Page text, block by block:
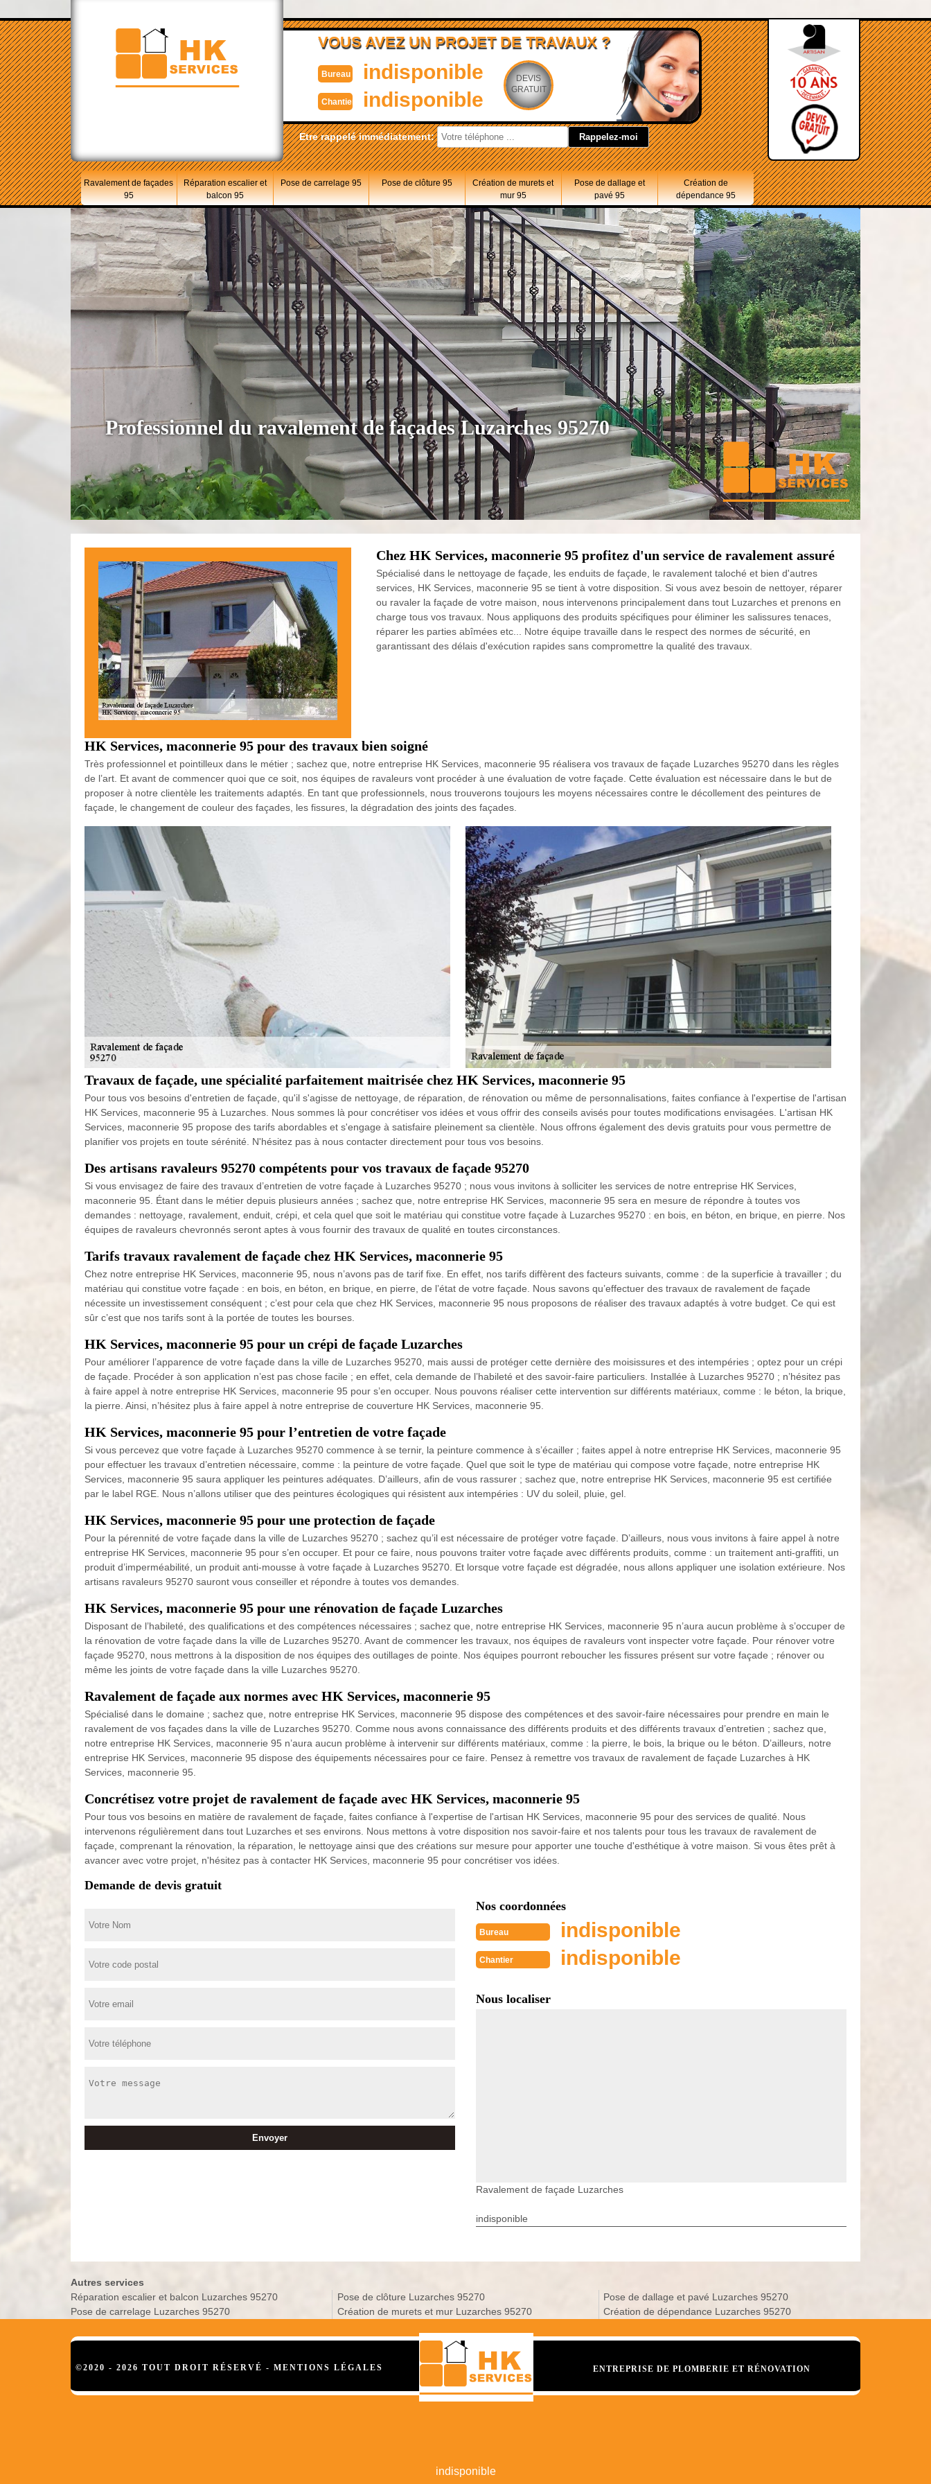
VOUS AVEZ UN PROJET DE TRAVAUX ?
Bureau indisponible
Chantier indisponible
DEVIS
GRATUIT
Etre rappelé immédiatement:
Ravalement de façades
95
Réparation escalier et
balcon 95
Pose de carrelage 95 Pose de clôture 95
Création de murets et
mur 95
Pose de dallage et
pavé 95
Création de
dépendance 95
Professionnel du ravalement de façades Luzarches 95270
Chez HK Services, maconnerie 95 profitez d'un service de ravalement assuré
Spécialisé dans le nettoyage de façade, les enduits de façade, le ravalement taloché et bien d'autres
services, HK Services, maconnerie 95 se tient à votre disposition. Si vous avez besoin de nettoyer, réparer
ou ravaler la façade de votre maison, nous intervenons principalement dans tout Luzarches et prenons en
charge tous vos travaux. Nous appliquons des produits spécifiques pour éliminer les salissures tenaces,
réparer les parties abîmées etc... Notre équipe travaille dans le respect des normes de sécurité, en
garantissant des délais d'exécution rapides sans compromettre la qualité des travaux.
HK Services, maconnerie 95 pour des travaux bien soigné
Très professionnel et pointilleux dans le métier ; sachez que, notre entreprise HK Services, maconnerie 95 réalisera vos travaux de façade Luzarches 95270 dans les règles
de l’art. Et avant de commencer quoi que ce soit, nos équipes de ravaleurs vont procéder à une évaluation de votre façade. Cette évaluation est nécessaire dans le but de
proposer à notre clientèle les traitements adaptés. En tant que professionnels, nous trouverons toujours les moyens nécessaires contre le décollement des peintures de
façade, le changement de couleur des façades, les fissures, la dégradation des joints des façades.
Travaux de façade, une spécialité parfaitement maitrisée chez HK Services, maconnerie 95
Pour tous vos besoins d'entretien de façade, qu'il s'agisse de nettoyage, de réparation, de rénovation ou même de personnalisations, faites confiance à l'expertise de l'artisan
HK Services, maconnerie 95 à Luzarches. Nous sommes là pour concrétiser vos idées et vous offrir des conseils avisés pour toutes modifications envisagées. L'artisan HK
Services, maconnerie 95 propose des tarifs abordables et s'engage à satisfaire pleinement sa clientèle. Nous offrons également des devis gratuits pour vous permettre de
planifier vos projets en toute sérénité. N'hésitez pas à nous contacter directement pour tous vos besoins.
Des artisans ravaleurs 95270 compétents pour vos travaux de façade 95270
Si vous envisagez de faire des travaux d’entretien de votre façade à Luzarches 95270 ; nous vous invitons à solliciter les services de notre entreprise HK Services,
maconnerie 95. Étant dans le métier depuis plusieurs années ; sachez que, notre entreprise HK Services, maconnerie 95 sera en mesure de répondre à toutes vos
demandes : nettoyage, ravalement, enduit, crépi, et cela quel que soit le matériau qui constitue votre façade à Luzarches 95270 : en bois, en béton, en brique, en pierre. Nos
équipes de ravaleurs chevronnés seront aptes à vous fournir des travaux de qualité en toutes circonstances.
Tarifs travaux ravalement de façade chez HK Services, maconnerie 95
Chez notre entreprise HK Services, maconnerie 95, nous n’avons pas de tarif fixe. En effet, nos tarifs diffèrent des facteurs suivants, comme : de la superficie à travailler ; du
matériau qui constitue votre façade : en bois, en béton, en brique, en pierre, de l’état de votre façade. Nous savons qu’effectuer des travaux de ravalement de façade
nécessite un investissement conséquent ; c’est pour cela que chez HK Services, maconnerie 95 nous proposons de réaliser des travaux adaptés à votre budget. Ce qui est
sûr c’est que nos tarifs sont à la portée de toutes les bourses.
HK Services, maconnerie 95 pour un crépi de façade Luzarches
Pour améliorer l’apparence de votre façade dans la ville de Luzarches 95270, mais aussi de protéger cette dernière des moisissures et des intempéries ; optez pour un crépi
de façade. Procéder à son application n’est pas chose facile ; en effet, cela demande de l’habileté et des savoir-faire particuliers. Installée à Luzarches 95270 ; n’hésitez pas
à faire appel à notre entreprise HK Services, maconnerie 95 pour s’en occuper. Nous pouvons réaliser cette intervention sur différents matériaux, comme : le béton, la brique,
la pierre. Ainsi, n’hésitez plus à faire appel à notre entreprise de couverture HK Services, maconnerie 95.
HK Services, maconnerie 95 pour l’entretien de votre façade
Si vous percevez que votre façade à Luzarches 95270 commence à se ternir, la peinture commence à s’écailler ; faites appel à notre entreprise HK Services, maconnerie 95
pour effectuer les travaux d’entretien nécessaire, comme : la peinture de votre façade. Quel que soit le type de matériau qui compose votre façade, notre entreprise HK
Services, maconnerie 95 saura appliquer les peintures adéquates. D’ailleurs, afin de vous rassurer ; sachez que, notre entreprise HK Services, maconnerie 95 est certifiée
par le label RGE. Nous n’allons utiliser que des peintures écologiques qui résistent aux intempéries : UV du soleil, pluie, gel.
HK Services, maconnerie 95 pour une protection de façade
Pour la pérennité de votre façade dans la ville de Luzarches 95270 ; sachez qu’il est nécessaire de protéger votre façade. D’ailleurs, nous vous invitons à faire appel à notre
entreprise HK Services, maconnerie 95 pour s’en occuper. Et pour ce faire, nous pouvons traiter votre façade avec différents produits, comme : un traitement anti-graffiti, un
produit d’imperméabilité, un produit anti-mousse à votre façade à Luzarches 95270. Et lorsque votre façade est dégradée, nous allons appliquer une isolation extérieure. Nos
artisans ravaleurs 95270 sauront vous conseiller et répondre à toutes vos demandes.
HK Services, maconnerie 95 pour une rénovation de façade Luzarches
Disposant de l’habileté, des qualifications et des compétences nécessaires ; sachez que, notre entreprise HK Services, maconnerie 95 n’aura aucun problème à s’occuper de
la rénovation de votre façade dans la ville de Luzarches 95270. Avant de commencer les travaux, nos équipes de ravaleurs vont inspecter votre façade. Pour rénover votre
façade 95270, nous mettrons à la disposition de nos équipes des outillages de pointe. Nos équipes pourront reboucher les fissures présent sur votre façade ; rénover ou
même les joints de votre façade dans la ville Luzarches 95270.
Ravalement de façade aux normes avec HK Services, maconnerie 95
Spécialisé dans le domaine ; sachez que, notre entreprise HK Services, maconnerie 95 dispose des compétences et des savoir-faire nécessaires pour prendre en main le
ravalement de vos façades dans la ville de Luzarches 95270. Comme nous avons connaissance des différents produits et des différents travaux d’entretien ; sachez que,
notre entreprise HK Services, maconnerie 95 n’aura aucun problème à intervenir sur différents matériaux, comme : la pierre, le bois, la brique ou le béton. D’ailleurs, notre
entreprise HK Services, maconnerie 95 dispose des équipements nécessaires pour ce faire. Pensez à remettre vos travaux de ravalement de façade Luzarches à HK
Services, maconnerie 95.
Concrétisez votre projet de ravalement de façade avec HK Services, maconnerie 95
Pour tous vos besoins en matière de ravalement de façade, faites confiance à l'expertise de l'artisan HK Services, maconnerie 95 pour des services de qualité. Nous
intervenons régulièrement dans tout Luzarches et ses environs. Nous mettons à votre disposition nos savoir-faire et nos talents pour tous les travaux de ravalement de
façade, comprenant la rénovation, la réparation, le nettoyage ainsi que des créations sur mesure pour apporter une touche d'esthétique à votre maison. Si vous êtes prêt à
avancer avec votre projet, n'hésitez pas à contacter HK Services, maconnerie 95 pour concrétiser vos idées.
Demande de devis gratuit
Nos coordonnées
Bureau indisponible
Chantier indisponible
Nous localiser
Ravalement de façade Luzarches
indisponible
Autres services
Réparation escalier et balcon Luzarches 95270
Pose de carrelage Luzarches 95270
Pose de clôture Luzarches 95270
Création de murets et mur Luzarches 95270
Pose de dallage et pavé Luzarches 95270
Création de dépendance Luzarches 95270
©2020 - 2026 TOUT DROIT RÉSERVÉ - MENTIONS LÉGALES ENTREPRISE DE PLOMBERIE ET RÉNOVATION
indisponible